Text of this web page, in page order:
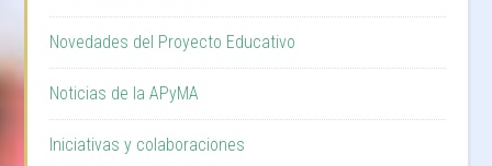
Novedades del Proyecto Educativo
Noticias de la APyMA
Iniciativas y colaboraciones